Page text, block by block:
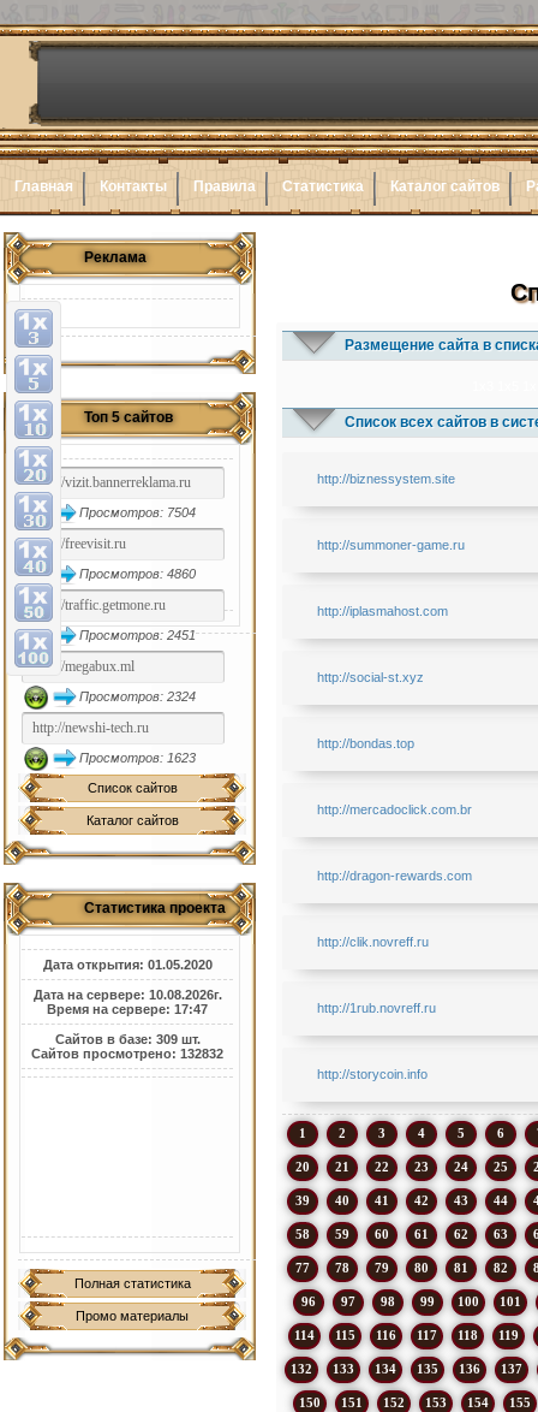
Главная Контакты Правила Статистика Каталог сайтов
Реклама
Топ 5 сайтов
Просмотров: 7504
Просмотров: 4860
Просмотров: 2451
Просмотров: 2324
Просмотров: 1623
Список сайтов
Каталог сайтов
Статистика проекта
Дата открытия: 01.05.2020
Дата на сервере: 10.08.2026г.
Время на сервере: 17:47
Сайтов в базе: 309 шт.
Сайтов просмотрено: 132832
Полная статистика
Промо материалы
Размещение сайта в
Список всех сайтов в
http://biznessystem.site
http://summoner-game.ru
http://iplasmahost.com
http://social-st.xyz
http://bondas.top
http://mercadoclick.com.br
http://dragon-rewards.com
http://clik.novreff.ru
http://1rub.novreff.ru
http://storycoin.info
1 2 3 4 5 6
20 21 22 23 24 25
39 40 41 42 43 44
58 59 60 61 62 63
77 78 79 80 81 82
96 97 98 99 100 101
114 115 116 117 118 119
132 133 134 135 136 137
150 151 152 153 154 155